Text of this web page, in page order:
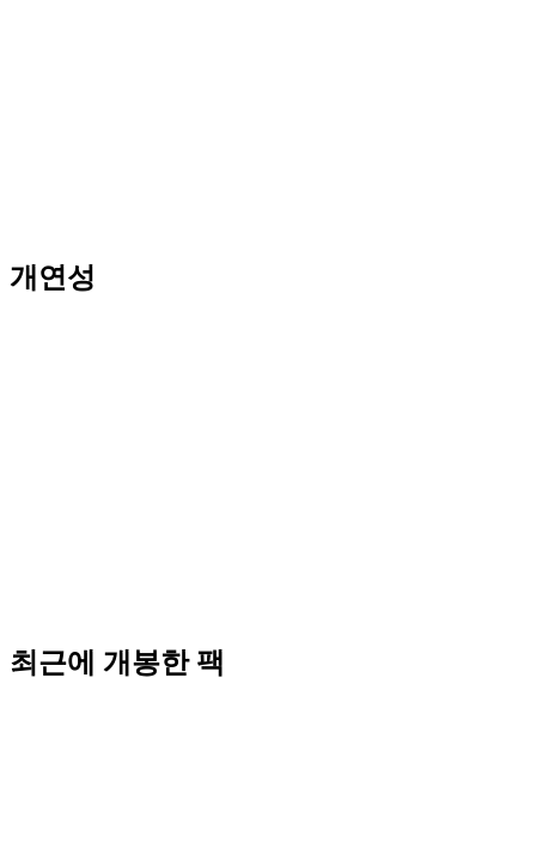
개연성
최근에 개봉한 팩